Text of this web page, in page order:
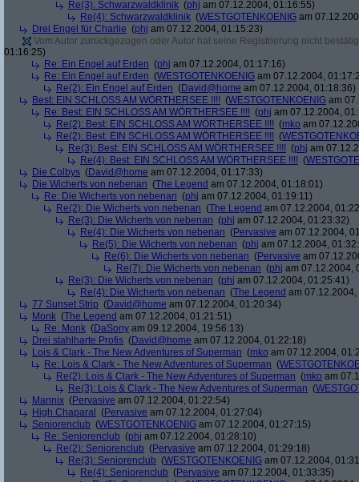
Re(3): Schwarzwaldklinik (phj am 07.12.2004, 01:16:55)
Re(4): Schwarzwaldklinik (WESTGOTENKOENIG am
Drei Engel für Charlie (phj am 07.12.2004, 01:15:23)
Vom Autor zurückgezogen oder Autor hat seine Registrierung nicht
01:16:25)
Re: Ein Engel auf Erden (phj am 07.12.2004, 01:17:16)
Re: Ein Engel auf Erden (WESTGOTENKOENIG am 07.12.2004,
Re(2): Ein Engel auf Erden (David@home am 07.12.2004, 01:18:36)
Best: EIN SCHLOSS AM WÖRTHERSEE !!!! (WESTGOTENKOENIG am
Re: Best: EIN SCHLOSS AM WÖRTHERSEE !!!! (phj am 07.12.2004,
Re(2): Best: EIN SCHLOSS AM WÖRTHERSEE !!!! (mko am
Re(2): Best: EIN SCHLOSS AM WÖRTHERSEE !!!! (
Re(3): Best: EIN SCHLOSS AM WÖRTHERSEE !!!! (phj am
Re(4): Best: EIN SCHLOSS AM WÖRTHERSEE !!!! (
Die Colbys (David@home am 07.12.2004, 01:17:33)
Die Wicherts von nebenan (The Legend am 07.12.2004, 01:18:01)
Re: Die Wicherts von nebenan (phj am 07.12.2004, 01:19:11)
Re(2): Die Wicherts von nebenan (The Legend am 07.12.2004,
Re(3): Die Wicherts von nebenan (phj am 07.12.2004, 01:23:32)
Re(4): Die Wicherts von nebenan (Pervasive am 07.12.2004,
Re(5): Die Wicherts von nebenan (phj am 07.12.2004,
Re(6): Die Wicherts von nebenan (Pervasive am
Re(7): Die Wicherts von nebenan (phj am 07.12.2004,
Re(3): Die Wicherts von nebenan (phj am 07.12.2004, 01:25:41)
Re(4): Die Wicherts von nebenan (The Legend am
77 Sunset Strip (David@home am 07.12.2004, 01:20:34)
Monk (The Legend am 07.12.2004, 01:21:51)
Re: Monk (DaSony am 09.12.2004, 19:56:13)
Drei stahlharte Profis (David@home am 07.12.2004, 01:22:18)
Lois & Clark - The New Adventures of Superman (mko am 07.12.2004,
Re: Lois & Clark - The New Adventures of Superman (
Re(2): Lois & Clark - The New Adventures of Superman (mko am
Re(3): Lois & Clark - The New Adventures of Superman (
Mannix (Pervasive am 07.12.2004, 01:22:54)
High Chaparal
(Pervasive am 07.12.2004, 01:27:04)
Seniorenclub (WESTGOTENKOENIG am 07.12.2004, 01:27:15)
Re: Seniorenclub (phj am 07.12.2004, 01:28:10)
Re(2): Seniorenclub (Pervasive am 07.12.2004, 01:29:18)
Re(3): Seniorenclub (WESTGOTENKOENIG am 07.12.2004,
Re(4): Seniorenclub (Pervasive am 07.12.2004, 01:33:35)